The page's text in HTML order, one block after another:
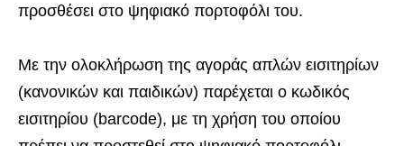
προσθέσει στο ψηφιακό πορτοφόλι του.
Με την ολοκλήρωση της αγοράς απλών εισιτηρίων
(κανονικών και παιδικών) παρέχεται ο κωδικός
εισιτηρίου (barcode), με τη χρήση του οποίου